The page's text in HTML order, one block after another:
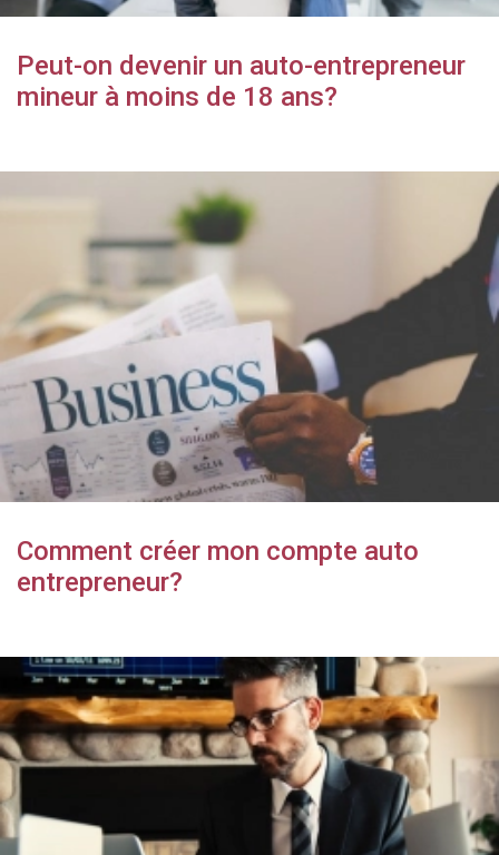
Peut-on devenir un auto-entrepreneur
mineur à moins de 18 ans?
Comment créer mon compte auto
entrepreneur?